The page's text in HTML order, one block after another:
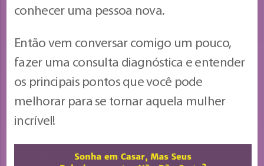
conhecer uma pessoa nova.
Então vem conversar comigo um pouco,
fazer uma consulta diagnóstica e entender
os principais pontos que você pode
melhorar para se tornar aquela mulher
incrível!